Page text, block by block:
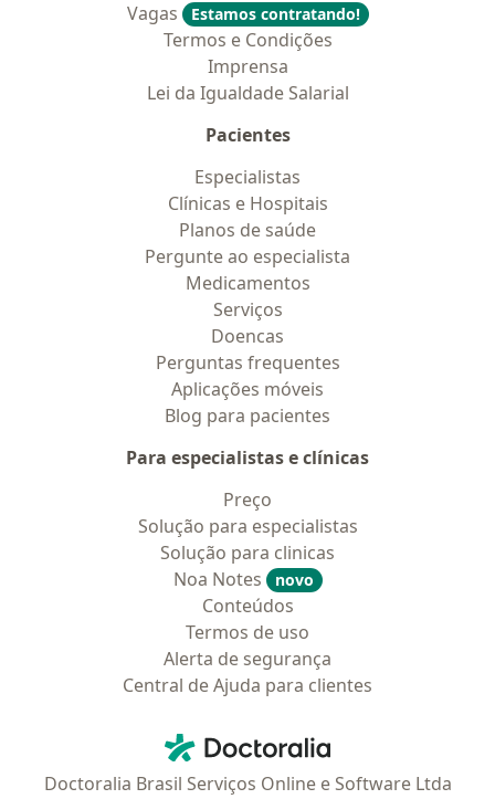
Vagas
Estamos contratando!
Termos e Condições
Imprensa
Lei da Igualdade Salarial
Pacientes
Especialistas
Clínicas e Hospitais
Planos de saúde
Pergunte ao especialista
Medicamentos
Serviços
Doencas
Perguntas frequentes
Aplicações móveis
Blog para pacientes
Para especialistas e clínicas
Preço
Solução para especialistas
Solução para clinicas
Noa Notes
novo
Conteúdos
Termos de uso
Alerta de segurança
Central de Ajuda para clientes
Doctoralia - Homepage
Doctoralia Brasil Serviços Online e Software Ltda